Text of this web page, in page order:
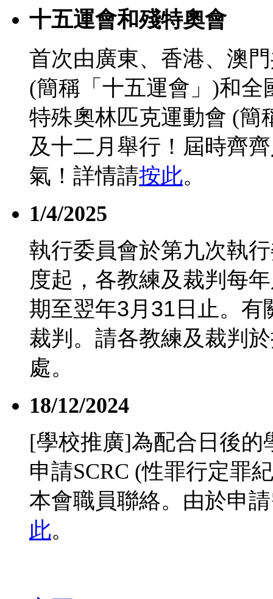
十五運會和殘特奧會
首次由廣東、香港、澳
(簡稱「十五運會」)和
特殊奧林匹克運動會 (簡
及十二月舉行！屆時齊
氣！詳情請按此。
1/4/2025
執行委員會於第九次執
度起，各教練及裁判每
期至翌年3月 31 日止。
裁判。請各教練及裁判
處。
18/12/2024
[學校推廣]為配合日後的
申請SCRC (性罪行定罪
本會職員聯絡。由於申
此。